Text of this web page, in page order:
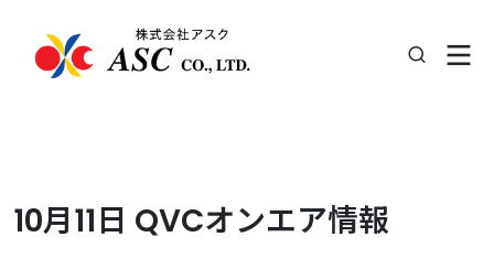
10月11日 QVCオンエア情報